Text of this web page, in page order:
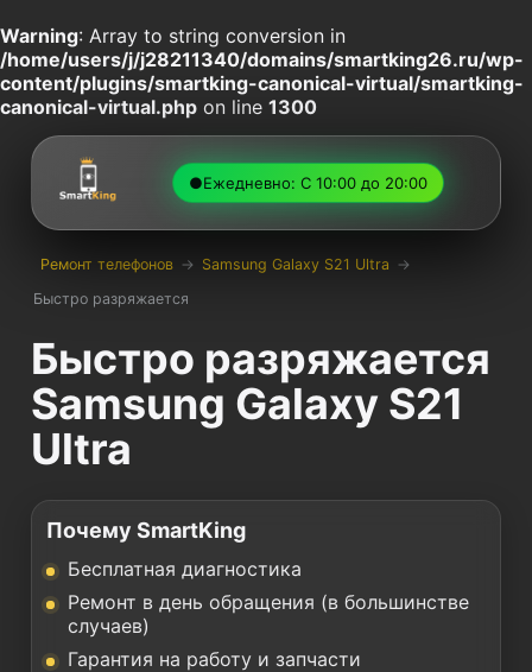
Warning: Array to string conversion in
/home/users/j/j28211340/domains/smartking26.ru/wp-
content/plugins/smartking-canonical-virtual/smartking-
canonical-virtual.php on line 1300
●Ежедневно: С 10:00 до 20:00
Ремонт телефонов → Samsung Galaxy S21 Ultra →
Быстро разряжается
Быстро разряжается
Samsung Galaxy S21
Ultra
Почему SmartKing
Бесплатная диагностика
Ремонт в день обращения (в большинстве
случаев)
Гарантия на работу и запчасти